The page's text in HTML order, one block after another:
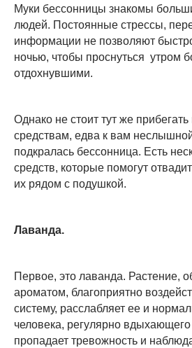
Муки бессонницы знакомы
людей. Постоянные стрессы,
информации не позволяют
ночью, чтобы проснуться утром
отдохнувшими.
Однако не стоит тут же
средствам, едва к вам
подкралась бессонница. Есть
средств, которые помогут
их рядом с подушкой.
Лаванда.
Первое, это лаванда. Растение,
ароматом, благоприятно
систему, расслабляет ее и
человека, регулярно
пропадает тревожность и